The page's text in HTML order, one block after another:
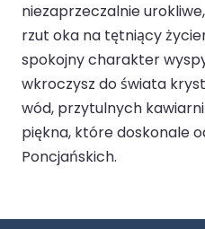
niezaprzeczalnie
rzut oka na tętniący
spokojny charakter
wkroczysz do świata
wód, przytulnych
piękna, które doskonale
Poncjańskich.